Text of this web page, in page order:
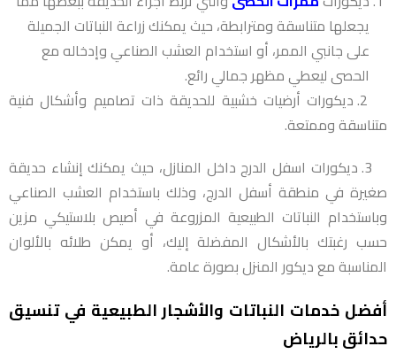
يجعلها متناسقة ومترابطة، حيث يمكنك زراعة النباتات الجميلة
على جانبي الممر، أو استخدام العشب الصناعي وإدخاله مع
الحصى ليعطي مظهر جمالي رائع.
2. ديكورات أرضيات خشبية للحديقة ذات تصاميم وأشكال فنية
متناسقة وممتعة.
3. ديكورات اسفل الدرج داخل المنازل، حيث يمكنك إنشاء حديقة
صغيرة في منطقة أسفل الدرج، وذلك باستخدام العشب الصناعي
وباستخدام النباتات الطبيعية المزروعة في أصيص بلاستيكي مزين
حسب رغبتك بالأشكال المفضلة إليك، أو يمكن طلائه بالألوان
المناسبة مع ديكور المنزل بصورة عامة.
أفضل خدمات النباتات والأشجار الطبيعية في تنسيق
حدائق بالرياض